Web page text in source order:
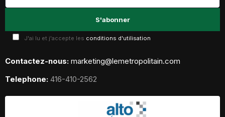
J'ai lu et j'accepte les conditions d'utilisation
Contactez-nous: marketing@lemetropolitain.com
Telephone: 416-410-2562